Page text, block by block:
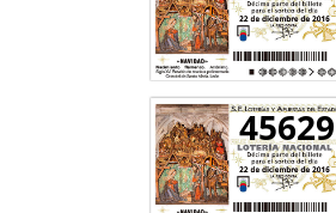
45629